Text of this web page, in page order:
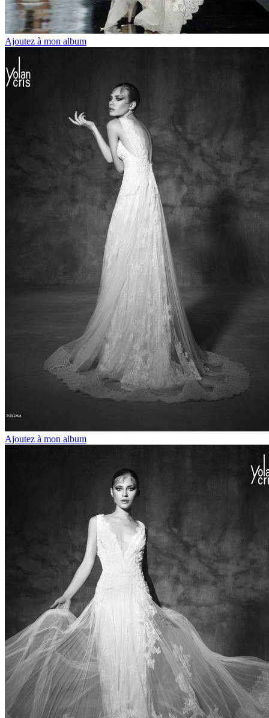
Ajoutez à mon album
Ajoutez à mon album